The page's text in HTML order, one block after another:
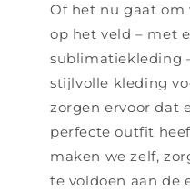
Of het nu gaat
op het veld – met
sublimatiekleding
stijlvolle kleding
zorgen ervoor dat
perfecte outfit
maken we zelf,
te voldoen aan de